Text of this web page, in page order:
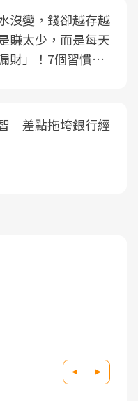
建構360度女性健
態圈
沒變，錢卻越存越
賺太少，而是每天
財」！7個習慣一
差點拖垮銀行經